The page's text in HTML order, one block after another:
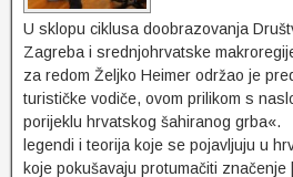
U sklopu ciklusa doobrazovanja
Zagreba i srednjohrvatske
za redom Željko Heimer održao je
turističke vodiče, ovom prilikom s
porijeklu hrvatskog šahiranog grba«.
legendi i teorija koje se pojavljuju u
koje pokušavaju protumačiti značenje